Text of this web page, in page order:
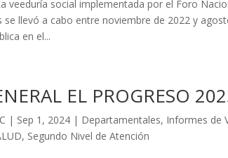
veeduría social implementada por el Foro
se llevó a cabo entre noviembre de 2022 y
en el...
EL PROGRESO
| Sep 1, 2024| Departamentales, Informes de
, Segundo Nivel de Atención